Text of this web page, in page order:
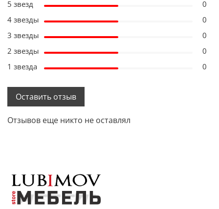
Отзывов еще никто не оставлял
5 звезд
0
4 звезды
0
3 звезды
0
2 звезды
0
1 звезда
0
Оставить отзыв